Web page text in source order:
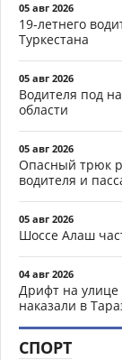
05 авг 2026
19-летнего
Туркестана
05 авг 2026
Водителя под
области
05 авг 2026
Опасный трюк
водителя и
05 авг 2026
Шоссе Алаш
04 авг 2026
Дрифт на улице
наказали в
СПОРТ